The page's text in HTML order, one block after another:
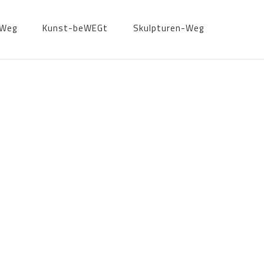
Kunst-beWEGt Skulpturen-Weg